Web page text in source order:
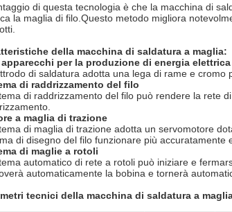
di questa tecnologia è che la macchina di
la maglia di filo.Questo metodo migliora
della macchina di saldatura a maglia:
per la produzione di energia elettrica
di saldatura adotta una lega di rame e cromo
di raddrizzamento del filo
di raddrizzamento del filo può rendere la rete
a maglia di trazione
di maglia di trazione adotta un servomotore
di disegno del filo funzionare più accuratamente
di maglie a rotoli
automatico di rete a rotoli può iniziare e
automaticamente la bobina e tornerà
tecnici della macchina di saldatura a